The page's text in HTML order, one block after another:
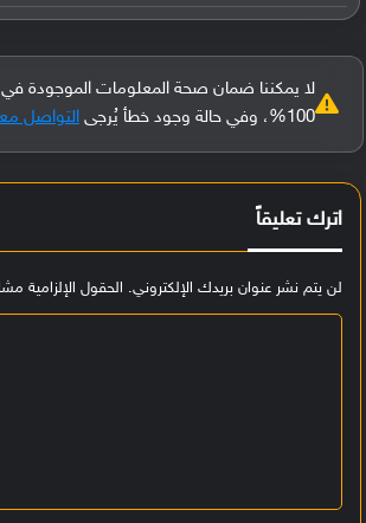
لا يمكننا ضمان صحة المعلومات الموجودة
100%، وفي حالة وجود خطأ يُرجى
التواصل
اترك تعليقاً
لن يتم نشر عنوان بريدك الإلكتروني. الحقول الإلزامية
ي